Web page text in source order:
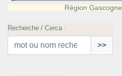
Région
Recherche / Cerca :
>>